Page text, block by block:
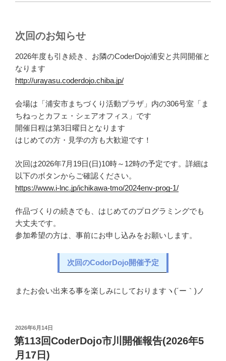
次回のお知らせ
2026年度も引き続き、お隣のCoderDojo浦安と共同開催と
なります
http://urayasu.coderdojo.chiba.jp/
会場は「浦安市まちづくり活動プラザ」内の306号室「ま
ちねっとカフェ・シェアオフィス」です
開催日程は第3日曜日となります
はじめての方・見学の方も大歓迎です！
次回は2026年7月19日(日)10時～12時の予定です。詳細は
以下のボタンからご確認ください。
https://www.i-lnc.jp/ichikawa-tmo/2024env-prog-1/
作品づくりの続きでも、はじめてのプログラミングでも
大丈夫です。
参加希望の方は、事前にお申し込みをお願いします。
次回のCodorDojo開催予定
またお会い出来る事を楽しみにしておりますヽ(´ー｀)ノ
投
稿
日:
2026年6月14日
第113回CoderDojo市川開催報告(2026年5
月17日)